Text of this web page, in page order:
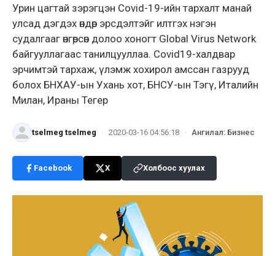
Урин цагтай зэрэгцэн Covid-19-ийн тархалт манай
улсад дэгдэх өндөр эрсдэлтэйг илтгэх нэгэн
судалгааг өнгөрсөн долоо хоногт Global Virus Network
байгууллагаас танилцууллаа. Covid19-халдвар
эрчимтэй тархаж, үлэмж хохирол амссан газрууд
болох БНХАУ-ын Ухань хот, БНСУ-ын Тэгү, Италийн
Милан, Ираны Тегер
tselmeg tselmeg · 2020-03-16 04:56:18 · Ангилал: Бизнес
Facebook X Холбоос хуулах